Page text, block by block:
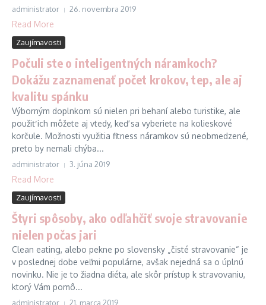
administrator 26. novembra 2019
Read More
Zaujímavosti
Počuli ste o inteligentných náramkoch?
Dokážu zaznamenať počet krokov, tep, ale aj
kvalitu spánku
Výborným doplnkom sú nielen pri behaní alebo turistike, ale
použiť ich môžete aj vtedy, keď sa vyberiete na kolieskové
korčule. Možnosti využitia fitness náramkov sú neobmedzené,
preto by nemali chýba...
administrator 3. júna 2019
Read More
Zaujímavosti
Štyri spôsoby, ako odľahčiť svoje stravovanie
nielen počas jari
Clean eating, alebo pekne po slovensky „čisté stravovanie“ je
v poslednej dobe veľmi populárne, avšak nejedná sa o úplnú
novinku. Nie je to žiadna diéta, ale skôr prístup k stravovaniu,
ktorý Vám pomô...
administrator 21. marca 2019